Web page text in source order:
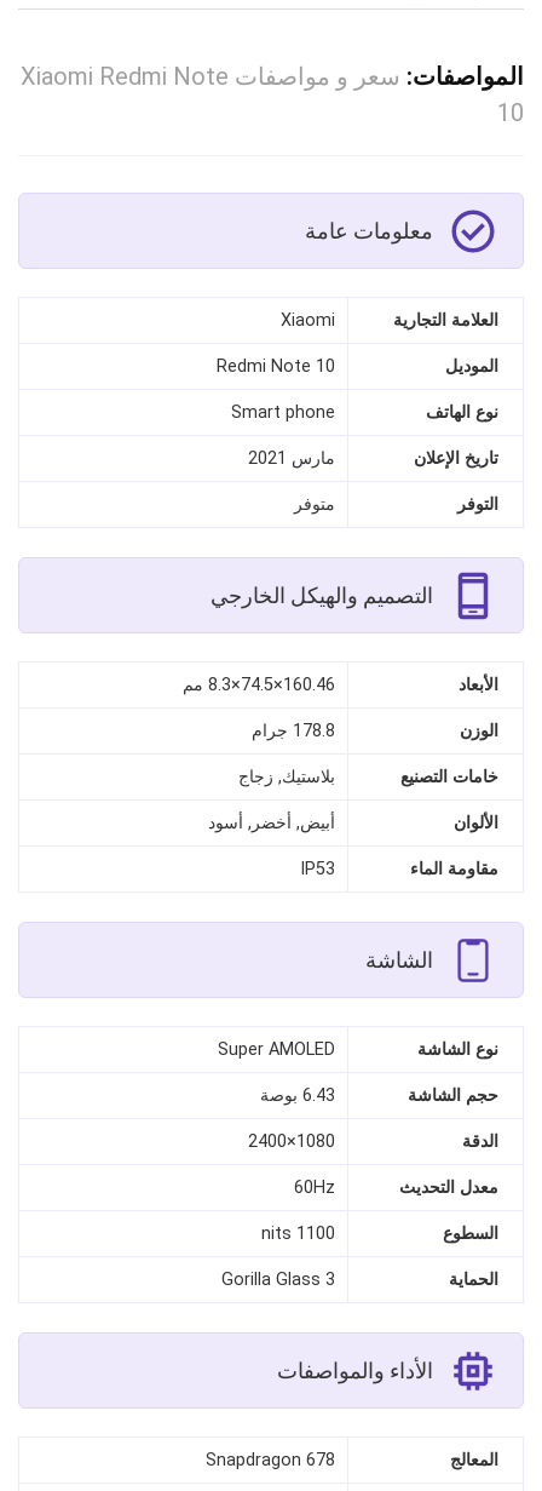
المواصفات:
سعر و مواصفات Xiaomi Redmi Note
10
معلومات عامة
العلامة التجارية Xiaomi
الموديل Redmi Note 10
نوع الهاتف Smart phone
تاريخ الإعلان مارس 2021
التوفر متوفر
التصميم والهيكل الخارجي
الأبعاد 160.46×74.5×8.3 مم
الوزن 178.8 جرام
خامات التصنيع بلاستيك, زجاج
الألوان أبيض, أخضر, أسود
مقاومة الماء IP53
الشاشة
نوع الشاشة Super AMOLED
حجم الشاشة 6.43 بوصة
الدقة 1080×2400
معدل التحديث 60Hz
السطوع 1100 nits
الحماية Gorilla Glass 3
الأداء والمواصفات
المعالج Snapdragon 678